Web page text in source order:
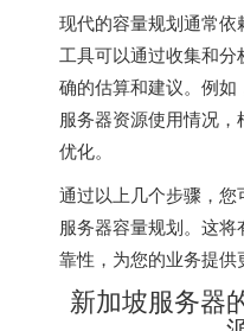
现代的容量规划通常
工具可以通过收集和
确的估算和建议。例
服务器资源使用情况
优化。
通过以上几个步骤，
服务器容量规划。这
靠性，为您的业务提供
新加坡服务器